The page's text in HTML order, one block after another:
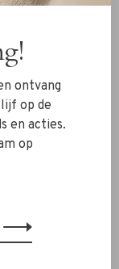
Room
Wesley 5
star white
ontvang
op de
en acties.
op